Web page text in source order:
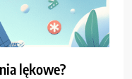
lękowe?